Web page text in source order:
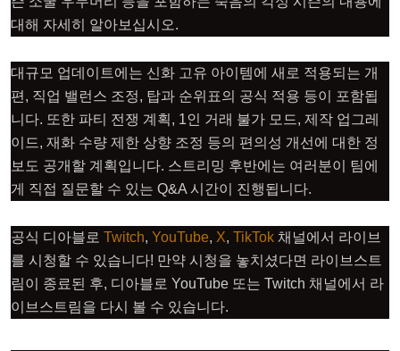
대해 자세히 알아보십시오.
대규모 업데이트에는 신화 고유 아이템에 새로 적용되는 개
편, 직업 밸런스 조정, 탑과 순위표의 공식 적용 등이 포함됩
니다. 또한 파티 전쟁 계획, 1인 거래 불가 모드, 제작 업그레
이드, 재화 수량 제한 상향 조정 등의 편의성 개선에 대한 정
보도 공개할 계획입니다. 스트리밍 후반에는 여러분이 팀에
게 직접 질문할 수 있는 Q&A 시간이 진행됩니다.
공식 디아블로 Twitch, YouTube, X, TikTok 채널에서 라이브
를 시청할 수 있습니다! 만약 시청을 놓치셨다면 라이브스트
림이 종료된 후, 디아블로 YouTube 또는 Twitch 채널에서 라
이브스트림을 다시 볼 수 있습니다.